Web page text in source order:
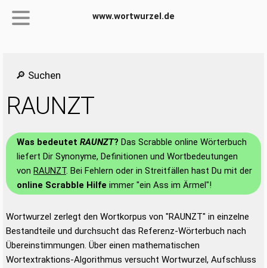
www.wortwurzel.de
🔎 Suchen
RAUNZT
Was bedeutet RAUNZT? Das Scrabble online Wörterbuch
liefert Dir Synonyme, Definitionen und Wortbedeutungen
von RAUNZT. Bei Fehlern oder in Streitfällen hast Du mit der
online Scrabble Hilfe immer "ein Ass im Ärmel"!
Wortwurzel zerlegt den Wortkorpus von "RAUNZT" in einzelne
Bestandteile und durchsucht das Referenz-Wörterbuch nach
Übereinstimmungen. Über einen mathematischen
Wortextraktions-Algorithmus versucht Wortwurzel, Aufschluss